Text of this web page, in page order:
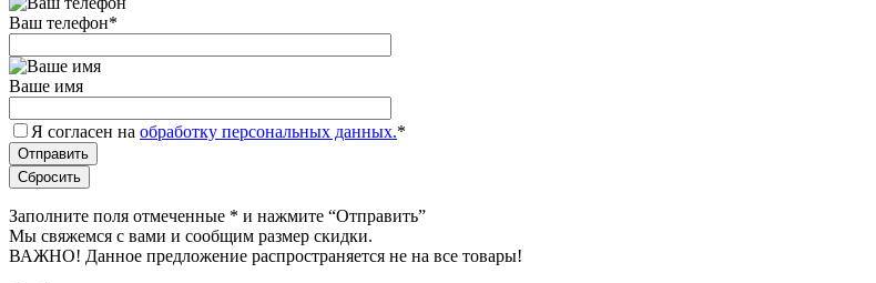
Ваш телефон*
Ваше имя
Я согласен на обработку персональных данных.*
Заполните поля отмеченные * и нажмите “Отправить”
Мы свяжемся с вами и сообщим размер скидки.
ВАЖНО! Данное предложение распространяется не на все товары!